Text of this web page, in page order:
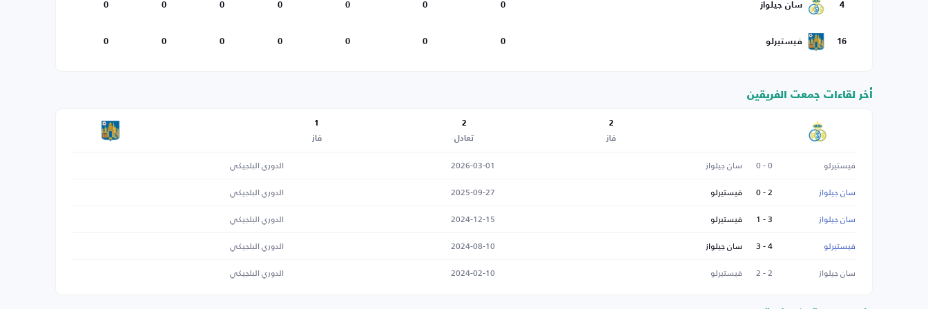
4 سان جيلواز 0
0
0
0
0
0
0
16 فيستيرلو 0
0
0
0
0
0
0
أخر لقاءات جمعت الفريقين
2
فاز
2
تعادل
1
فاز
فيستيرلو 0 - 0 سان جيلواز 2026-03-01
الدوري البلجيكي
سان جيلواز
2 - 0 فيستيرلو 2025-09-27
الدوري البلجيكي
سان جيلواز
3 - 1 فيستيرلو 2024-12-15
الدوري البلجيكي
فيستيرلو
4 - 3 سان جيلواز 2024-08-10
الدوري البلجيكي
سان جيلواز
2 - 2 فيستيرلو 2024-02-10 الدوري البلجيكي